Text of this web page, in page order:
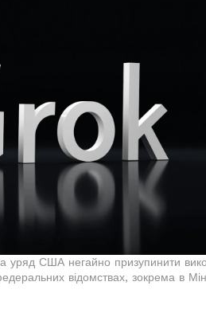
уряд США негайно призупинити
відомствах, зокрема в